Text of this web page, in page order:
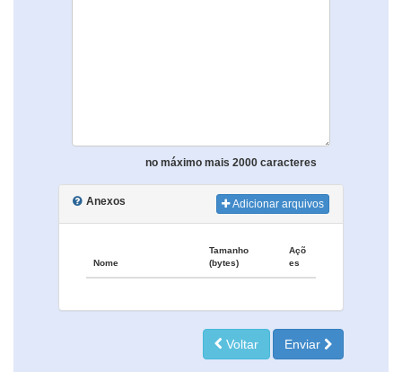
no máximo mais 2000 caracteres
Anexos Adicionar arquivos
Nome
Tamanho
(bytes)
Açõ
es
Voltar Enviar